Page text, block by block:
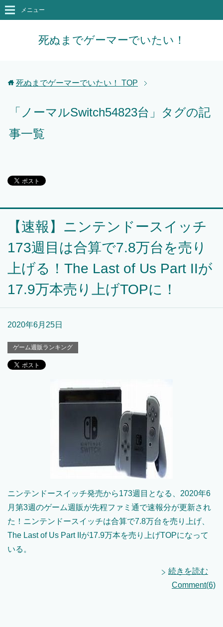
死ぬまでゲーマーでいたい！
メニュー
死ぬまでゲーマーでいたい！ TOP
「ノーマルSwitch54823台」タグの記
事一覧
【速報】ニンテンドースイッチ
173週目は合算で7.8万台を売り
上げる！The Last of Us Part IIが
17.9万本売り上げTOPに！
2020年6月25日
ゲーム週販ランキング
ニンテンドースイッチ発売から173週目となる、2020年6
月第3週のゲーム週販が先程ファミ通で速報分が更新され
た！ニンテンドースイッチは合算で7.8万台を売り上げ、
The Last of Us Part IIが17.9万本を売り上げTOPになって
いる。
続きを読む
Comment(6)